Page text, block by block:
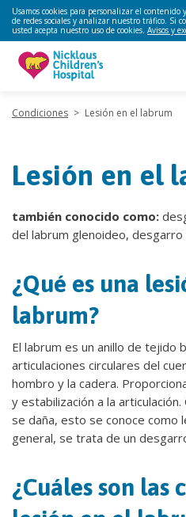
Usamos cookies para personalizar el contenido
de redes sociales y analizar nuestro tráfico.
usted acepta nuestro uso de cookies. Avisos y
Condiciones > Lesión en el labrum
Lesión en el
también conocido como:
del labrum glenoideo, desgarro
¿Qué es una
labrum?
El labrum es un anillo de tejido
articulaciones circulares del
hombro y la cadera.
y estabilización a la
se daña, esto se conoce como
general, se trata de un
¿Cuáles son las